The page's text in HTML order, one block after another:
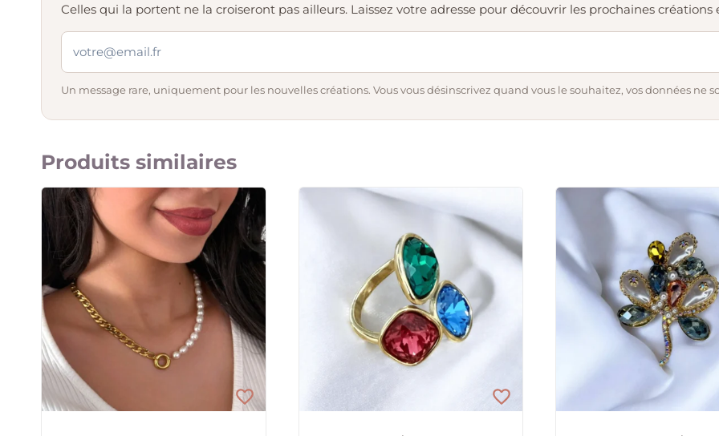
Celles qui la portent ne la croiseront pas ailleurs. Laissez votre adresse pour découvrir les prochaines
Un message rare, uniquement pour les nouvelles créations. Vous vous désinscrivez quand vous le souhaitez, vos données ne
Produits similaires